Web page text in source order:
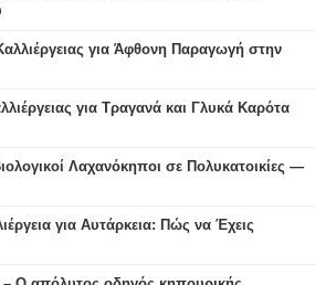
για Άφθονη Παραγωγή στην
για Τραγανά και Γλυκά Καρότα
Λαχανόκηποι σε Πολυκατοικίες —
για Αυτάρκεια: Πώς να Έχεις